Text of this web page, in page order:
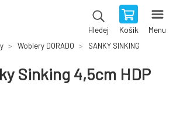
Hledej Košík Menu
Woblery DORADO SANKY SINKING
Sinking 4,5cm HDP